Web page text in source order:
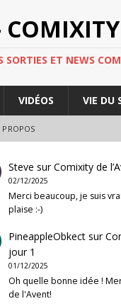
SORTIES ET NEWS
VIDÉOS VIE DU
PROPOS
Steve surComixity de
02/12/2025
Merci beaucoup, je suis
plaise :-)
PineappleObkect sur
jour 1
01/12/2025
Oh quelle bonne idée !
de l'Avent!